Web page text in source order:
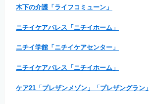
木下の介護「ライフコミューン」
ニチイケアパレス「ニチイホーム」
ニチイ学館「ニチイケアセンター」
ニチイケアパレス「ニチイホーム」
ケア21「プレザンメゾン」「プレザングラン」